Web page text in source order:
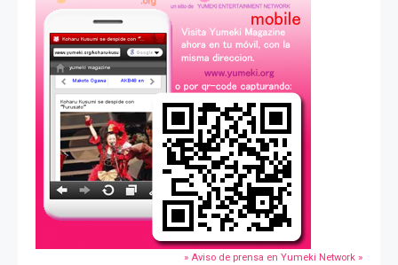
» Aviso de prensa en Yumeki Network »